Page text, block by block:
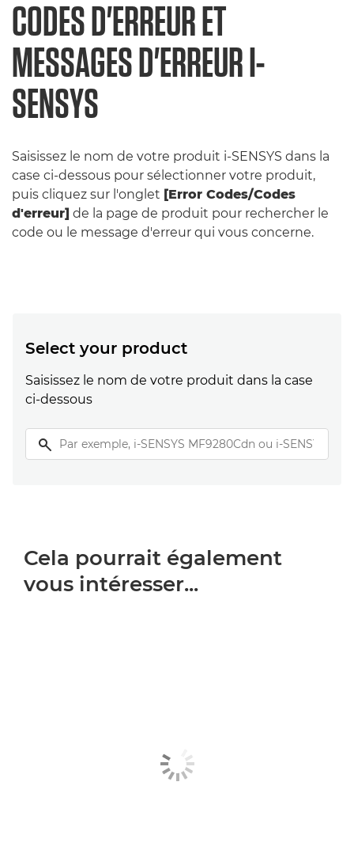
CODES D'ERREUR ET
MESSAGES D'ERREUR I-
SENSYS
Saisissez le nom de votre produit i-SENSYS dans la
case ci-dessous pour sélectionner votre produit,
puis cliquez sur l'onglet [Error Codes/Codes
d'erreur] de la page de produit pour rechercher le
code ou le message d'erreur qui vous concerne.
Select your product
Saisissez le nom de votre produit dans la case
ci-dessous
Cela pourrait également
vous intéresser...